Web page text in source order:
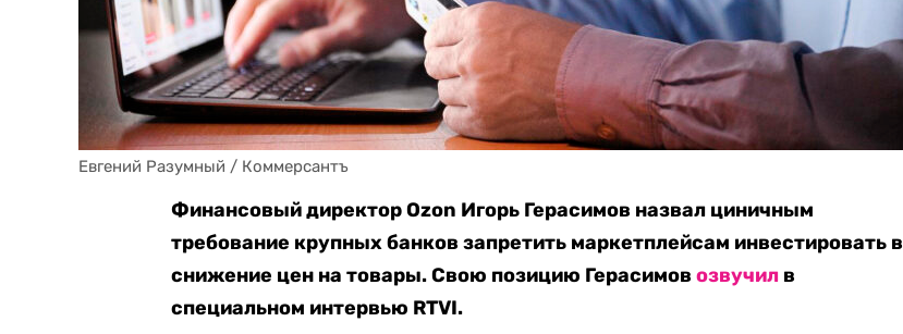
Евгений Разумный / Коммерсантъ
Финансовый директор Ozon Игорь Герасимов назвал циничным
требование крупных банков запретить маркетплейсам инвестировать в
снижение цен на товары. Свою позицию Герасимовозвучил в
специальном интервью RTVI.